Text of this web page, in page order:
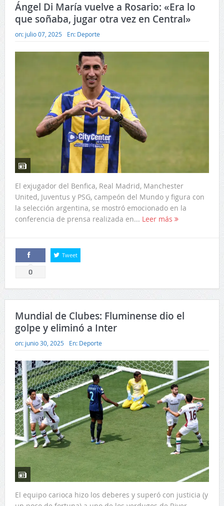
Ángel Di María vuelve a Rosario: «Era lo
que soñaba, jugar otra vez en Central»
on: julio 07, 2025 En: Deporte
El exjugador del Benfica, Real Madrid, Manchester
United, Juventus y PSG, campeón del Mundo y figura con
la selección argentina, se mostró emocionado en la
conferencia de prensa realizada en... Leer más
Comparte
0
Tweet
Mundial de Clubes: Fluminense dio el
golpe y eliminó a Inter
on: junio 30, 2025 En: Deporte
El equipo carioca hizo los deberes y superó con justicia (y